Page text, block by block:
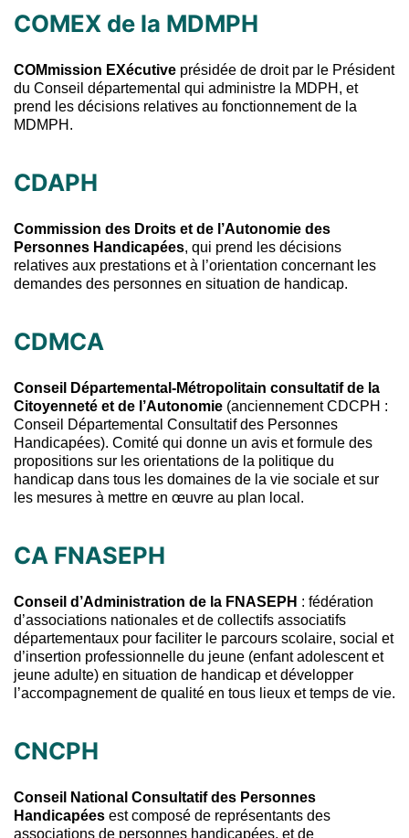
COMEX de la MDMPH
COMmission EXécutive présidée de droit par le Président
du Conseil départemental qui administre la MDPH, et
prend les décisions relatives au fonctionnement de la
MDMPH.
CDAPH
Commission des Droits et de l’Autonomie des
Personnes Handicapées, qui prend les décisions
relatives aux prestations et à l’orientation concernant les
demandes des personnes en situation de handicap.
CDMCA
Conseil Départemental-Métropolitain consultatif de la
Citoyenneté et de l’Autonomie (anciennement CDCPH :
Conseil Départemental Consultatif des Personnes
Handicapées). Comité qui donne un avis et formule des
propositions sur les orientations de la politique du
handicap dans tous les domaines de la vie sociale et sur
les mesures à mettre en œuvre au plan local.
CA FNASEPH
Conseil d’Administration de la FNASEPH : fédération
d’associations nationales et de collectifs associatifs
départementaux pour faciliter le parcours scolaire, social et
d’insertion professionnelle du jeune (enfant adolescent et
jeune adulte) en situation de handicap et développer
l’accompagnement de qualité en tous lieux et temps de vie.
CNCPH
Conseil National Consultatif des Personnes
Handicapées est composé de représentants des
associations de personnes handicapées, et de